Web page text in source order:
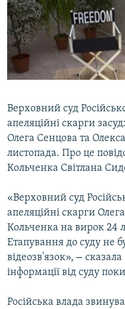
ДЕПОРТАЦІЯ
ВІДЕОУРОКИ «ELIFBE»
СВІДЧЕННЯ ОКУПАЦІЇ
УКРАЇНСЬКА ПРОБЛЕМА
ЯК ОБІЙТИ БЛОКУВАННЯ
Русский
Qırımtatar
Усі сайти RFE/RL
Верховний суд
апеляційні скарги
Олега Сенцова та
листопада. Про це
Кольченка Світлана
«Верховний суд
апеляційні скарги
Кольченка на вирок 24
Етапування до суду не
відеозв'язок», –
інформації від суду
Російська влада